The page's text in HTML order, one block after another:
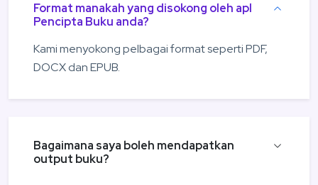
Format manakah yang disokong oleh apl
Pencipta Buku anda?
Kami menyokong pelbagai format seperti PDF,
DOCX dan EPUB.
Bagaimana saya boleh mendapatkan
output buku?